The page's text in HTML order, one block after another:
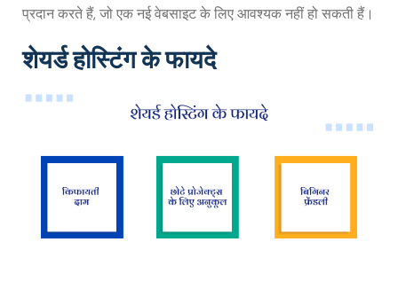
प्रदान करते हैं, जो एक नई वेबसाइट के लिए आवश्यक नहीं हो सकती हैं।
शेयर्ड होस्टिंग के फायदे